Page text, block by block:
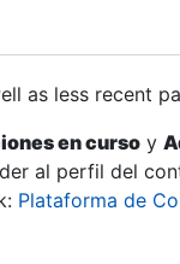
as less recent
en curso y
al perfil del
Plataforma de